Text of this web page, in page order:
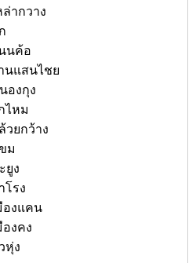
ากวาง
นค้อ
นแสนไชย
องกุง
ไหม
วยกว้าง
ม
ยูง
รง
องแคน
งคง
หุ่ง